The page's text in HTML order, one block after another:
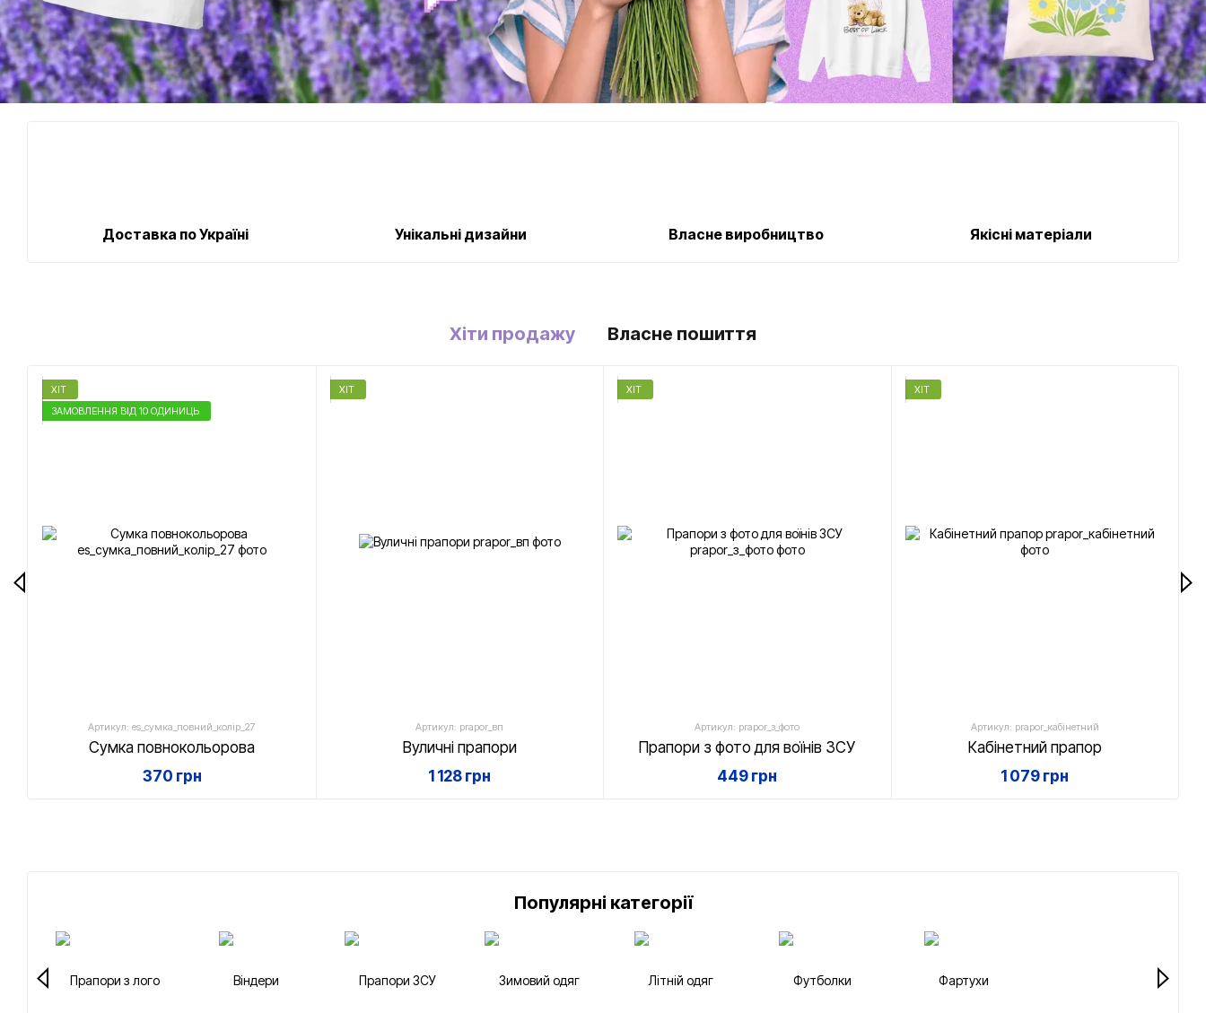
Доставка по Україні Унікальні дизайни Власне виробництво Якісні матеріали
Хіти продажу Власне пошиття
ХІТ
ЗАМОВЛЕННЯ ВІД 10 ОДИНИЦЬ
Артикул: es_сумка_повний_колір_27
Сумка повнокольорова
370 грн
ХІТ
Артикул: prapor_вп
Вуличні прапори
1 128 грн
ХІТ
Артикул: prapor_з_фото
Прапори з фото для воїнів ЗСУ
449 грн
ХІТ
Артикул: prapor_кабінетний
Кабінетний прапор
1 079 грн
Популярні категорії